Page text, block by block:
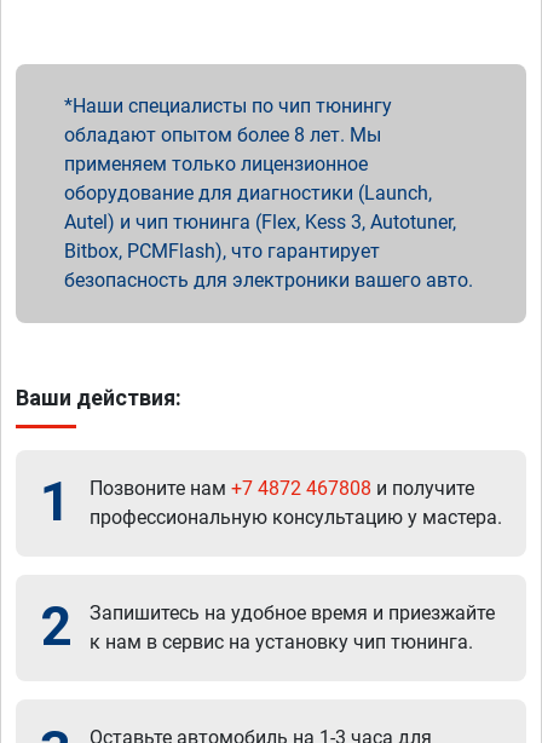
Наши специалисты по чип тюнингу
обладают опытом более 8 лет. Мы
применяем только лицензионное
оборудование для диагностики (Launch,
Autel) и чип тюнинга (Flex, Kess 3, Autotuner,
Bitbox, PCMFlash), что гарантирует
безопасность для электроники вашего авто.
Ваши действия:
1 Позвоните нам +7 4872 467808 и получите
профессиональную консультацию у мастера.
2
Запишитесь на удобное время и приезжайте
к нам в сервис на установку чип тюнинга.
Оставьте автомобиль на 1-3 часа для